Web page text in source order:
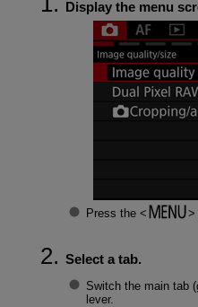
Display the menu
Press the
Select a tab.
Switch the main tab
lever.